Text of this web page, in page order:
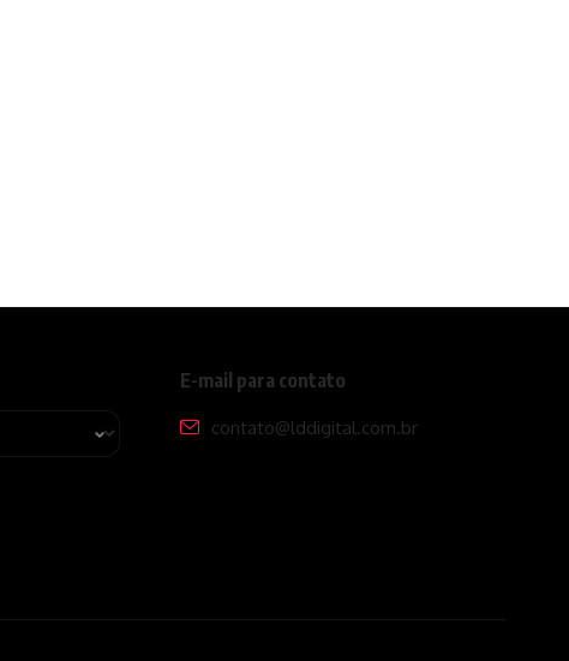
E-mail para contato
contato@lddigital.com.br